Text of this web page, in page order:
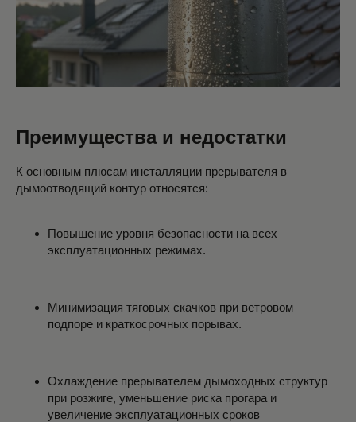
Преимущества и недостатки
К основным плюсам инсталляции прерывателя в
дымоотводящий контур относятся:
Повышение уровня безопасности на всех
эксплуатационных режимах.
Минимизация тяговых скачков при ветровом
подпоре и краткосрочных порывах.
Охлаждение прерывателем дымоходных структур
при розжиге, уменьшение риска прогара и
увеличение эксплуатационных сроков